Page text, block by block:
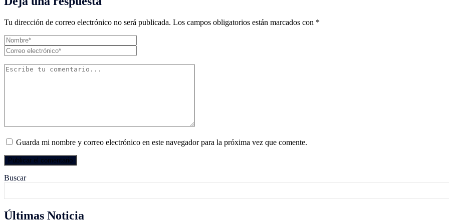
Tu dirección de correo electrónico no será publicada. Los campos obligatorios están marcados con *
Guarda mi nombre y correo electrónico en este navegador para la próxima vez que comente.
Buscar
Últimas Noticia